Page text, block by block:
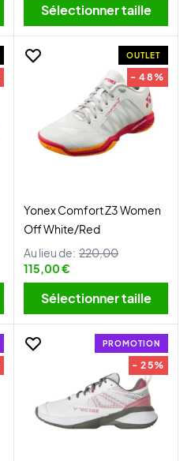
Sélectionner taille
OUTLET
- 48%
Yonex Comfort Z3 Women
Off White/Red
Au lieu de: 220,00
115,00 €
Sélectionner taille
PROMOTION
- 25%